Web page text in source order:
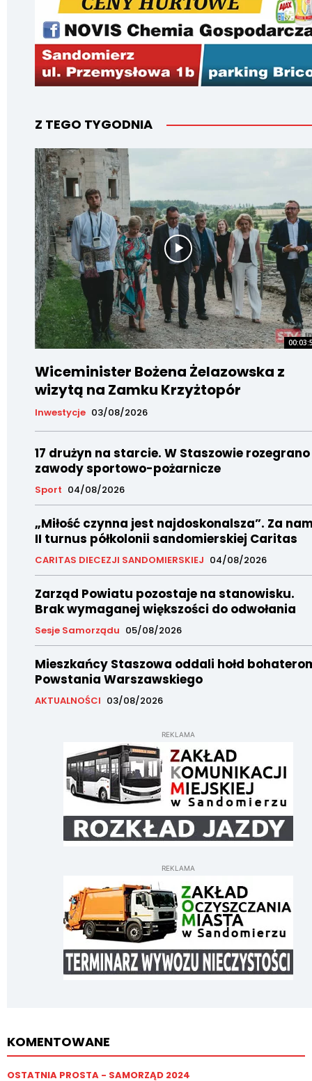
Z TEGO TYGODNIA
Wiceminister Bożena Żelazowska z
wizytą na Zamku Krzyżtopór
Inwestycje 03/08/2026
17 drużyn na starcie. W Staszowie rozegrano
zawody sportowo-pożarnicze
Sport 04/08/2026
„Miłość czynna jest najdoskonalsza”. Za
II turnus półkolonii sandomierskiej Caritas
CARITAS DIECEZJI SANDOMIERSKIEJ 04/08/2026
Zarząd Powiatu pozostaje na stanowisku.
Brak wymaganej większości do odwołania
Sesje Samorządu 05/08/2026
Mieszkańcy Staszowa oddali hołd
Powstania Warszawskiego
AKTUALNOŚCI 03/08/2026
REKLAMA
REKLAMA
KOMENTOWANE
OSTATNIA PROSTA - SAMORZĄD 2024